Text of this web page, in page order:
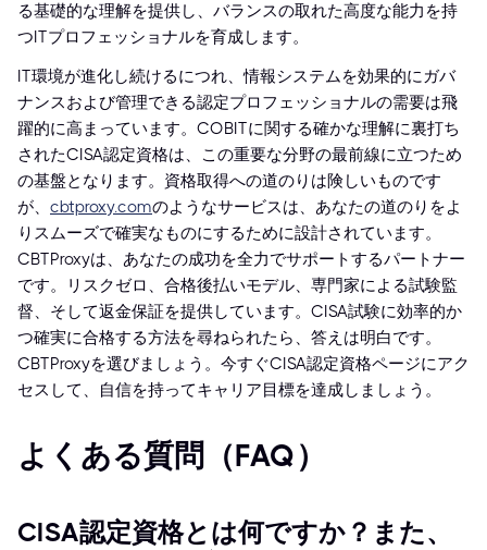
る基礎的な理解を提供し、バランスの取れた高度な能力を持
つITプロフェッショナルを育成します。
IT環境が進化し続けるにつれ、情報システムを効果的にガバ
ナンスおよび管理できる認定プロフェッショナルの需要は飛
躍的に高まっています。COBITに関する確かな理解に裏打ち
されたCISA認定資格は、この重要な分野の最前線に立つため
の基盤となります。資格取得への道のりは険しいものです
が、 cbtproxy.comのようなサービスは、あなたの道のりをよ
りスムーズで確実なものにするために設計されています。
CBTProxyは、あなたの成功を全力でサポートするパートナー
です。リスクゼロ、合格後払いモデル、専門家による試験監
督、そして返金保証を提供しています。CISA試験に効率的か
つ確実に合格する方法を尋ねられたら、答えは明白です。
CBTProxyを選びましょう。今すぐCISA認定資格ページにアク
セスして、自信を持ってキャリア目標を達成しましょう。
よくある質問（FAQ）
CISA認定資格とは何ですか？また、